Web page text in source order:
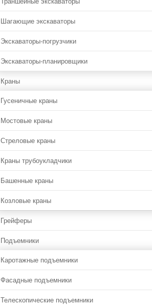
Шагающие экскаваторы
Экскаваторы-погрузчики
Экскаваторы-планировщики
Краны
Гусеничные краны
Мостовые краны
Стреловые краны
Краны трубоукладчики
Башенные краны
Козловые краны
Грейферы
Подъемники
Каротажные подъемники
Фасадные подъемники
Телескопические подъемники